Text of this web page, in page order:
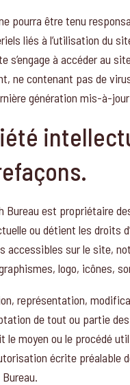
pourra être tenu
liés à l’utilisation du
s’engage à accéder au
ne contenant pas de
génération mis-à-jour
Bureau est propriétaire
ou détient les droits
accessibles sur le site,
logo, icônes,
représentation,
de tout ou partie
le moyen ou le procédé
écrite préalable